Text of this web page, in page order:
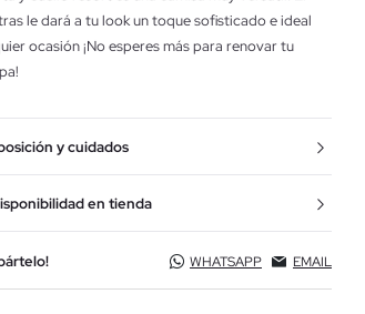
le dará a tu look un toque sofisticado e ideal
ocasión ¡No esperes más para renovar tu
y cuidados
en tienda
WHATSAPP EMAIL